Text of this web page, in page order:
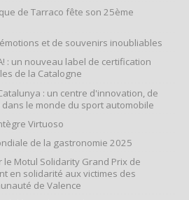
de Tarraco fête son 25ème
et de souvenirs inoubliables
: un nouveau label de certification
de la Catalogne
: un centre d'innovation, de
le monde du sport automobile
Virtuoso
de la gastronomie 2025
Motul Solidarity Grand Prix de
en solidarité aux victimes des
de Valence